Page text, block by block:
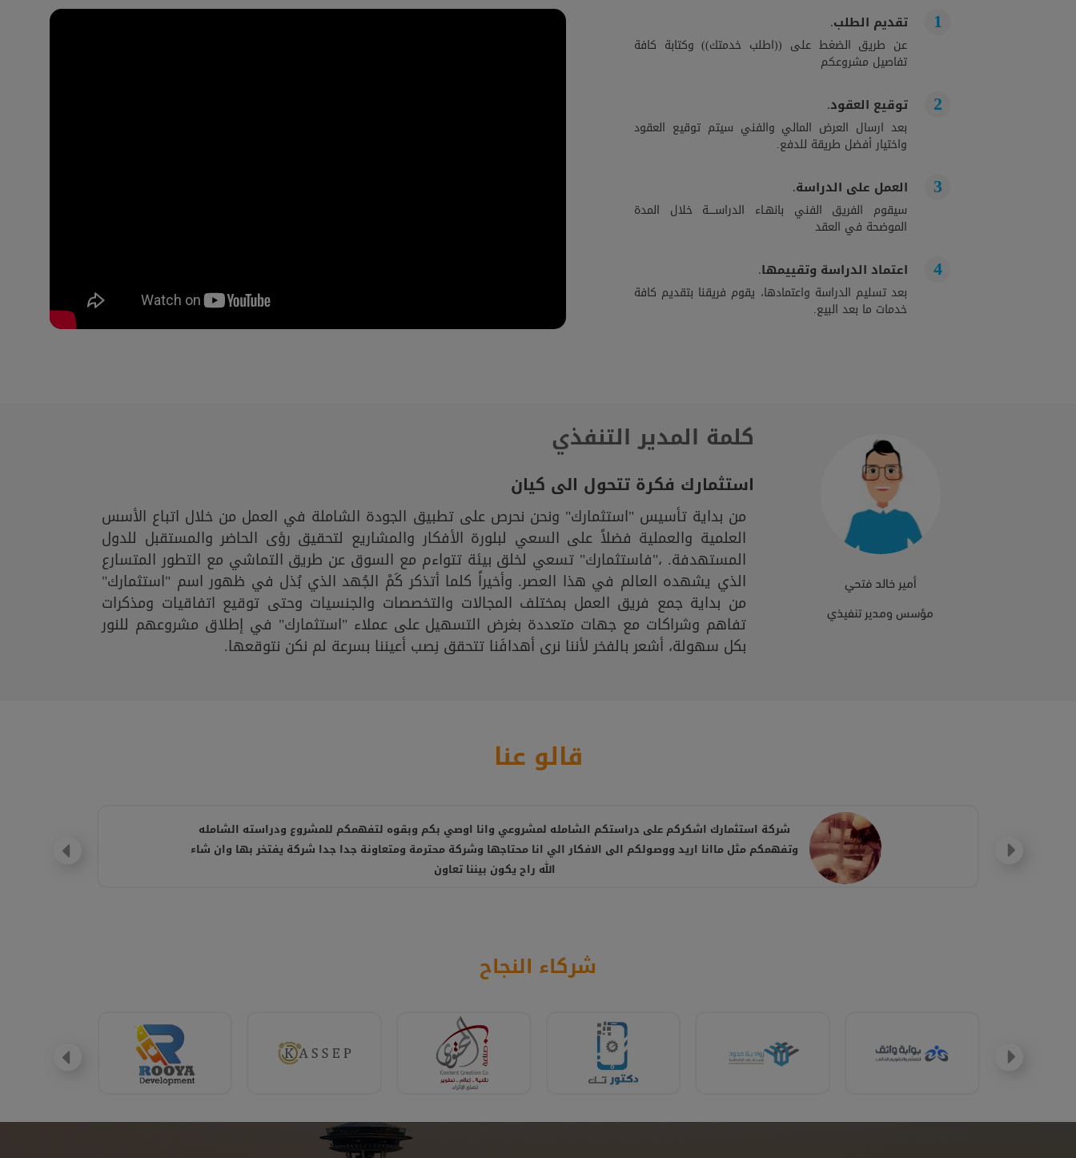
تقديم الطلب.
عن طريق الضغط على ((اطلب خدمتك)) وكتابة كافة
تفاصيل مشروعكم
توقيع العقود.
بعد ارسال العرض المالي والفني سيتم توقيع العقود
واختيار أفضل طريقة للدفع.
العمل على الدراسة.
سيقوم الفريق الفني بانهـاء الدراســــة خلال المدة
الموضحة في العقد
اعتماد الدراسة وتقييمها.
بعد تسليم الدراسة واعتمادها، يقوم فريقنا بتقديم كافة
خدمات ما بعد البيع.
أمير خالد فتحي
مؤسس ومدير تنفيذي
كلمة المدير التنفذي
استثمارك فكرة تتحول الى كيان
من بداية تأسيس "استثمارك" ونحن نحرص على تطبيق الجودة الشاملة في العمل من خلال اتباع الأسس
العلمية والعملية فضلاً على السعي لبلورة الأفكار والمشاريع لتحقيق رؤى الحاضر والمستقبل للدول
المستهدفة. ،"فاستثمارك" تسعي لخلق بيئة تتواءم مع السوق عن طريق التماشي مع التطور المتسارع
الذي يشهده العالم في هذا العصر. وأخيراً كلما أتذكر كَمْ الجُهد الذي بُذل في ظهور اسم "استثمارك"
من بداية جمع فريق العمل بمختلف المجالات والتخصصات والجنسيات وحتى توقيع اتفاقيات ومذكرات
تفاهم وشراكات مع جهات متعددة بغرض التسهيل على عملاء "استثمارك" في إطلاق مشروعهم للنور
بكل سهولة، أشعر بالفخر لأننا نرى أهدافَنا تتحقق نِصب أعيننا بسرعة لم نكن نتوقعها.
قالو عنا
شركة استثمارك اشكركم على دراستكم الشامله لمشروعي وانا اوصي بكم وبقوه لتفهمكم للمشروع ودراسته الشامله
وتفهمكم مثل ماانا اريد ووصولكم الى الافكار الي انا محتاجها وشركة محترمة ومتعاونة جدا جدا شركة يفتخر بها وان شاء
الله راح يكون بيننا تعاون
شركاء النجاح